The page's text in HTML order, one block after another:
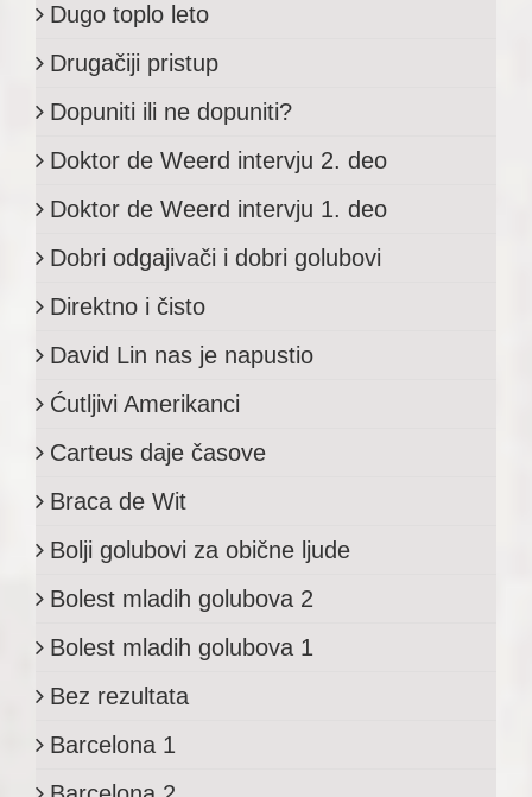
Dugo toplo leto
Drugačiji pristup
Dopuniti ili ne dopuniti?
Doktor de Weerd intervju 2. deo
Doktor de Weerd intervju 1. deo
Dobri odgajivači i dobri golubovi
Direktno i čisto
David Lin nas je napustio
Ćutljivi Amerikanci
Carteus daje časove
Braca de Wit
Bolji golubovi za obične ljude
Bolest mladih golubova 2
Bolest mladih golubova 1
Bez rezultata
Barcelona 1